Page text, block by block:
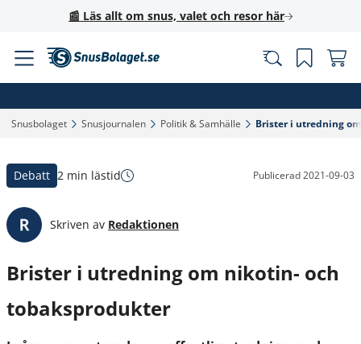
📰 Läs allt om snus, valet och resor här
Snusbolaget‎ Snusjournalen‎ Politik & Samhälle‎ Brister i utredning
Debatt 2 min lästid Publicerad2021-09-03
Skriven av Redaktionen
Brister i utredning om nikotin- och
tobaksprodukter